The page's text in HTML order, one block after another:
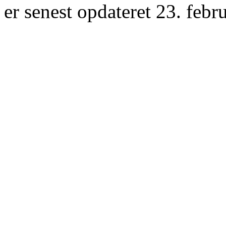
er senest opdateret 23.